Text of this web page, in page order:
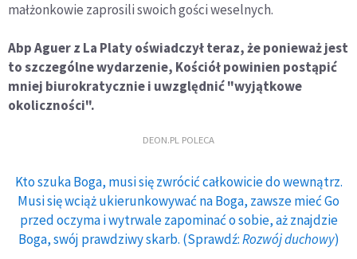
małżonkowie zaprosili swoich gości weselnych.
Abp Aguer z La Platy oświadczył teraz, że ponieważ jest
to szczególne wydarzenie, Kościół powinien postąpić
mniej biurokratycznie i uwzględnić "wyjątkowe
okoliczności".
DEON.PL POLECA
Kto szuka Boga, musi się zwrócić całkowicie do wewnątrz.
Musi się wciąż ukierunkowywać na Boga, zawsze mieć Go
przed oczyma i wytrwale zapominać o sobie, aż znajdzie
Boga, swój prawdziwy skarb. (Sprawdź:Rozwój duchowy)